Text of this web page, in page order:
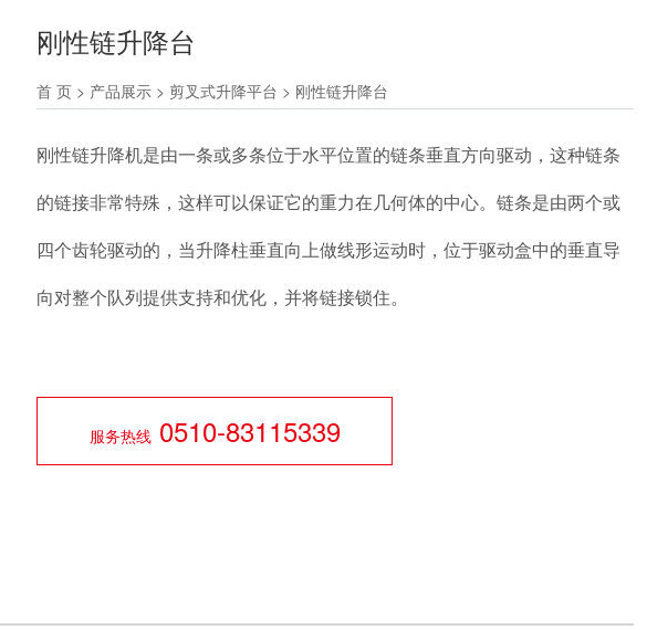
刚性链升降台
首 页 > 产品展示 > 剪叉式升降平台 > 刚性链升降台
刚性链升降机是由一条或多条位于水平位置的链条垂直方向驱动，这种链条
的链接非常特殊，这样可以保证它的重力在几何体的中心。链条是由两个或
四个齿轮驱动的，当升降柱垂直向上做线形运动时，位于驱动盒中的垂直导
向对整个队列提供支持和优化，并将链接锁住。
服务热线0510-83115339